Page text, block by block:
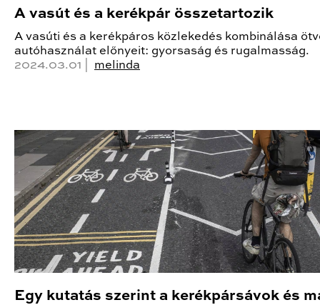
A vasút és a kerékpár összetartozik
A vasúti és a kerékpáros közlekedés kombinálása
autóhasználat előnyeit: gyorsaság és rugalmasság.
2024.03.01 | melinda
Egy kutatás szerint a kerékpársávok és